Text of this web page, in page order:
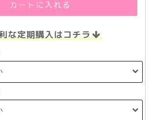
カートに入れる
な定期購入はコチラ